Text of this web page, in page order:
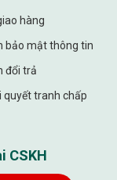
hàng
bảo mật thông tin
đổi trả
quyết tranh chấp
CSKH